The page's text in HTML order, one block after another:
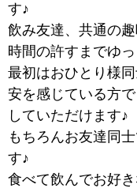
す♪
飲み友達、共通の
時間の許すまでゆ
最初はおひとり様
安を感じている方
していただけます♪
もちろんお友達同
す♪
食べて飲んでお好